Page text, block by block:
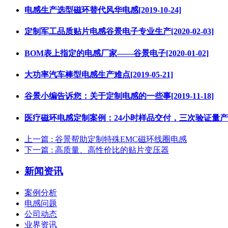
电感生产选型磁环替代风华电感[2019-10-24]
定制军工品质贴片电感谷景电子专业生产[2020-02-03]
BOM表上指定的电感厂家——谷景电子[2020-01-02]
大功率汽车棒型电感生产难点[2019-05-21]
谷景小编告诉您：关于定制电感的一些事[2019-11-18]
医疗磁环电感定制案例：24小时样品交付，三次验证量
上一篇 : 谷景帮助定制特殊EMC磁环线圈电感
下一篇 : 高质量、高性价比的贴片变压器
新闻资讯
案例分析
电感问题
公司动态
业界资讯